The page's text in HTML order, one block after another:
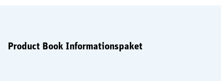
Product Book Informationspaket